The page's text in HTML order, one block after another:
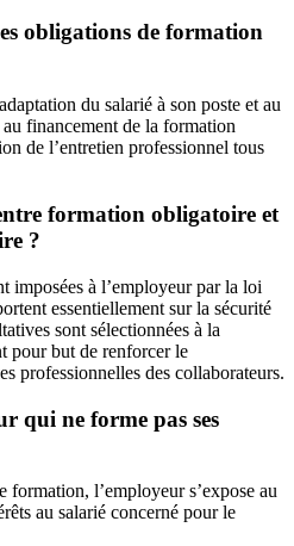
obligations de formation
du salarié à son poste et au
financement de la formation
de l’entretien professionnel tous
formation obligatoire et
?
imposées à l’employeur par la loi
essentiellement sur la sécurité
sont sélectionnées à la
pour but de renforcer le
professionnelles des collaborateurs.
qui ne forme pas ses
formation, l’employeur s’expose au
au salarié concerné pour le